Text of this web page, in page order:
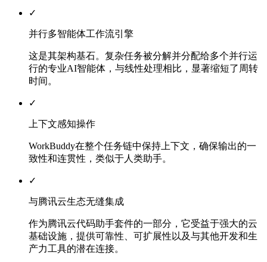
✓
并行多智能体工作流引擎
这是其架构基石。复杂任务被分解并分配给多个并行运
行的专业AI智能体，与线性处理相比，显著缩短了周转
时间。
✓
上下文感知操作
WorkBuddy在整个任务链中保持上下文，确保输出的一
致性和连贯性，类似于人类助手。
✓
与腾讯云生态无缝集成
作为腾讯云代码助手套件的一部分，它受益于强大的云
基础设施，提供可靠性、可扩展性以及与其他开发和生
产力工具的潜在连接。